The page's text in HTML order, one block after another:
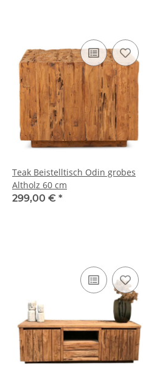
Teak Beistelltisch Odin grobes
Altholz 60 cm
299,00 € *